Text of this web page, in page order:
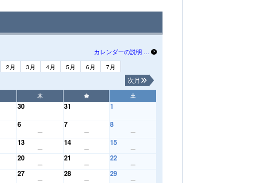
カレンダーの説明 …
2月 3月 4月 5月 6月 7月
次月
木 金 土
30 31
1
6 7
8
13 14
15
20 21
22
27 28
29